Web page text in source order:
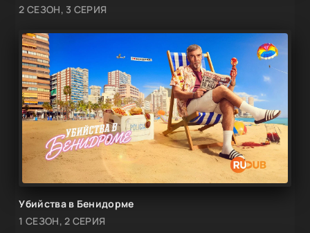
2 СЕЗОН, 3 СЕРИЯ
Убийства в Бенидорме
1 СЕЗОН, 2 СЕРИЯ